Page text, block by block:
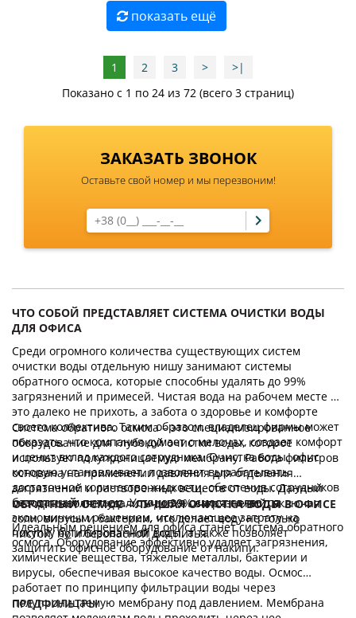
показать ещё
1 2 3 >
>|
Показано с 1 по 24 из 72 (всего 3 страниц)
ЗАКАЗАТЬ ЗВОНОК
Оставьте свой номер и мы перезвоним!
ЧТО СОБОЙ ПРЕДСТАВЛЯЕТ СИСТЕМА ОЧИСТКИ ВОДЫ
ДЛЯ ОФИСА
Среди огромного количества существующих систем
очистки воды отдельную нишу занимают системы
обратного осмоса, которые способны удалять до 99%
загрязнений и примесей. Чистая вода на рабочем месте –
это далеко не прихоть, а забота о здоровье и комфорте
своего коллектива. Таким образом, владелец фирмы может
показать, что компания думает о мелочах, создает комфорт
и ценит вклад каждого сотрудника. Очистка воды, офис
которую устанавливает, позволяет вырабатывать
достаточное количество жидкости, обеспечив сотрудников
безопасным питьем. Установка осмоса является
экономичным решением, исключающее затрату на
покупку бутилированной воды, а также позволяет
защитить офисное оборудование от накипи.
Система обратного осмоса – это специализированное
оборудование для глубокой очистки воды, которое
использует полупроницаемую мембрану. Работа фильтров
основана на применении давления для отделения
загрязнений и растворенных веществ от воды. Данный
метод позволяет удалить до 99% загрязнений, включая
соли, вирусы и бактерии, что делает воду не только
чистой, но и безопасной для питья.
ОБРАТНЫЙ ОСМОС – ЛУЧШАЯ ОЧИСТКА ВОДЫ В ОФИСЕ
Идеальным решением для офиса станет система обратного
осмоса. Оборудование эффективно удаляет загрязнения,
химические вещества, тяжелые металлы, бактерии и
вирусы, обеспечивая высокое качество воды. Осмос
работает по принципу фильтрации воды через
полупроницаемую мембрану под давлением. Мембрана
ПРЕДФИЛЬТРЫ